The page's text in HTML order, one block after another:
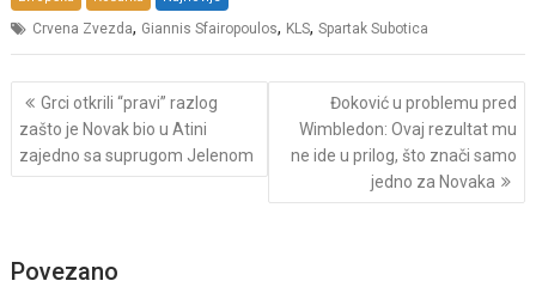
Crvena Zvezda, Giannis Sfairopoulos, KLS,Spartak Subotica
Post
navigation
Grci otkrili “pravi” razlog
zašto je Novak bio u Atini
zajedno sa suprugom Jelenom
Đoković u problemu pred
Wimbledon: Ovaj rezultat mu
ne ide u prilog, što znači samo
jedno za Novaka
Povezano